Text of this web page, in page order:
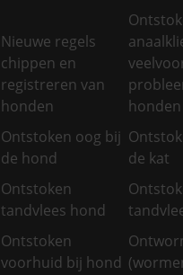
Nieuwe regels
chippen en
registreren van
honden
honden
Ontstoken oog bij
de hond
de kat
Ontstoken
tandvlees hond
Ontstoken
voorhuid bij hond